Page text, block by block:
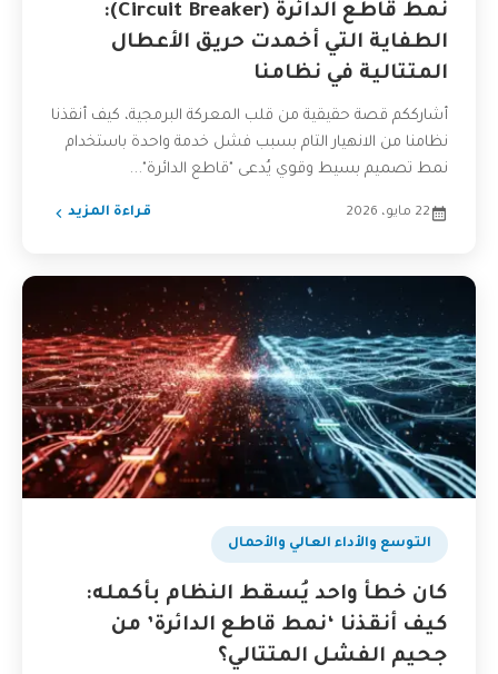
نمط قاطع الدائرة (Circuit Breaker):
الطفاية التي أخمدت حريق الأعطال
المتتالية في نظامنا
أشارككم قصة حقيقية من قلب المعركة البرمجية، كيف أنقذنا
نظامنا من الانهيار التام بسبب فشل خدمة واحدة باستخدام
نمط تصميم بسيط وقوي يُدعى "قاطع الدائرة"...
22 مايو، 2026 قراءة المزيد
التوسع والأداء العالي والأحمال
كان خطأ واحد يُسقط النظام بأكمله:
كيف أنقذنا ‘نمط قاطع الدائرة’ من
جحيم الفشل المتتالي؟